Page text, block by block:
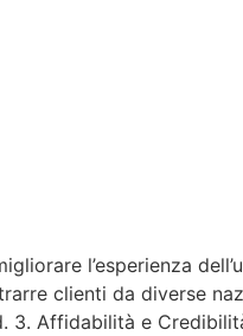
l’esperienza
clienti da diverse
Affidabilità e